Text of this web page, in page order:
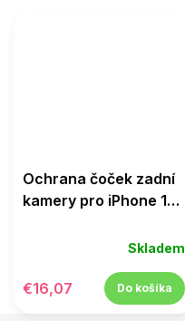
Ochrana čoček zadní
kamery pro iPhone 14
Skladem
€16,07 Do košíka